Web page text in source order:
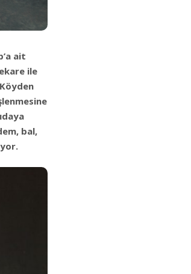
ait
ile
bal,